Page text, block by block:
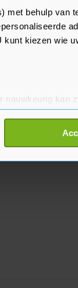
met behulp van
kunt kiezen wie
nauwkeurig kan
in het